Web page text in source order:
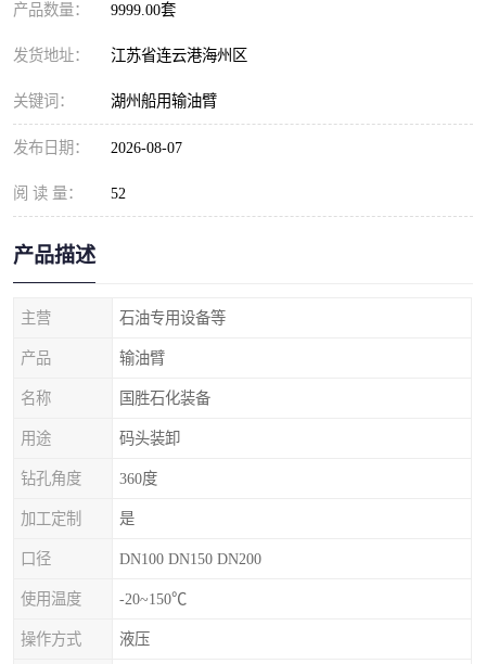
产品数量： 9999.00套
发货地址： 江苏省连云港海州区
关键词： 湖州船用输油臂
发布日期： 2026-08-07
阅 读 量： 52
产品描述
主营 石油专用设备等
产品 输油臂
名称 国胜石化装备
用途 码头装卸
钻孔角度 360度
加工定制 是
口径 DN100 DN150 DN200
使用温度 -20~150℃
操作方式 液压